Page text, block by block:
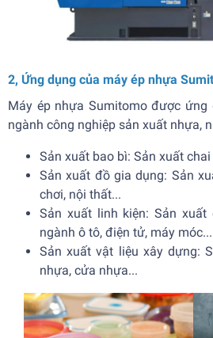
2, Ứng dụng của máy ép nhựa
Máy ép nhựa Sumitomo được ứng
ngành công nghiệp sản xuất nhựa,
Sản xuất bao bì: Sản xuất
Sản xuất đồ gia dụng: Sản
chơi, nội thất...
Sản xuất linh kiện: Sản
ngành ô tô, điện tử, máy móc...
Sản xuất vật liệu xây dựng:
nhựa, cửa nhựa...